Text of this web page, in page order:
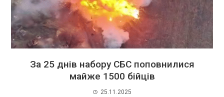
За 25 днів набору СБС поповнилися
майже 1500 бійців
25.11.2025